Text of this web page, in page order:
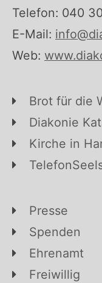
Telefon: 040
E-Mail:
Web:
Brot für die
Diakonie
Kirche in
Presse
Spenden
Ehrenamt
Freiwillig